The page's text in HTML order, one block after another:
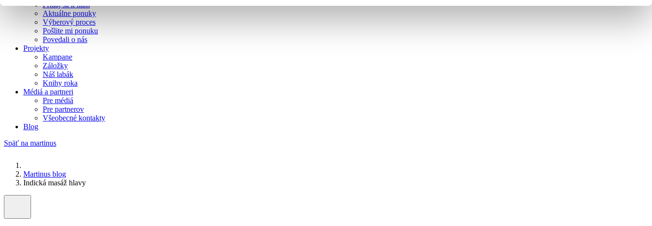
Pridaj sa k nám
Aktuálne ponuky
Výberový proces
Pošlite mi ponuku
Povedali o nás
Projekty
Kampane
Záložky
Náš labák
Knihy roka
Médiá a partneri
Pre médiá
Pre partnerov
Všeobecné kontakty
Blog
Späť na martinus
Martinus blog
Indická masáž hlavy